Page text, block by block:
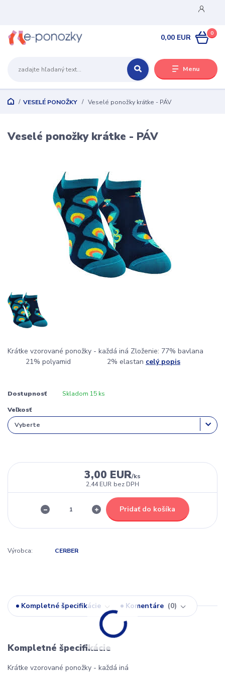
Menu
0
0,00 EUR
VESELÉ PONOŽKY Veselé ponožky krátke - PÁV
Veselé ponožky krátke - PÁV
Krátke vzorované ponožky - každá iná Zloženie: 77% bavlana
21% polyamid 2% elastan celý popis
Dostupnosť Skladom 15 ks
Veľkosť
3,00 EUR/ks
2,44 EUR bez DPH
Pridať do košíka
Výrobca: CERBER
Kompletné špecifikácie Komentáre 0
Kompletné špecifikácie
Krátke vzorované ponožky - každá iná